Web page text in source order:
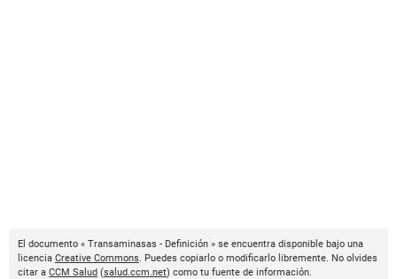
El documento « Transaminasas - Definición » se encuentra disponible bajo una
licencia Creative Commons. Puedes copiarlo o modificarlo libremente. No olvides
citar a CCM Salud (salud.ccm.net) como tu fuente de información.